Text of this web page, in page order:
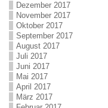
Dezember 2017
November 2017
Oktober 2017
September 2017
August 2017
Juli 2017
Juni 2017
Mai 2017
April 2017
März 2017